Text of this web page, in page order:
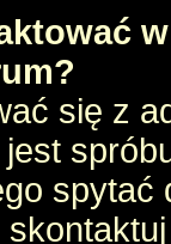
się z